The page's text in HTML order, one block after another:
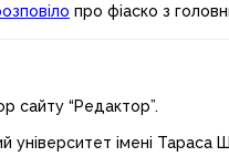
про фіаско з
сайту “Редактор”.
університет імені Тараса